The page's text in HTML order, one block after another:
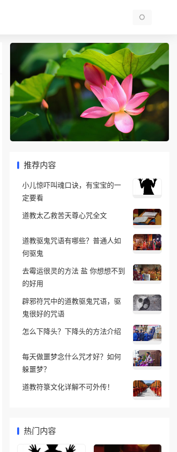
推荐内容
小儿惊吓叫魂口诀，有宝宝的一
定要看
道教太乙救苦天尊心咒全文
道教驱鬼咒语有哪些？普通人如
何驱鬼
去霉运很灵的方法 盐 你想想不到
的好用
辟邪符咒中的道教驱鬼咒语，驱
鬼很好的咒语
怎么下降头？下降头的方法介绍
每天做噩梦念什么咒才好？如何
躲噩梦？
道教符箓文化详解不可外传！
热门内容